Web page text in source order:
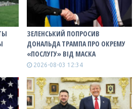
ЗЕЛЕНСЬКИЙ ПОПРОСИВ
ДОНАЛЬДА ТРАМПА ПРО ОКРЕМУ
«ПОСЛУГУ» ВІД МАСКА
2026-08-03 12:34